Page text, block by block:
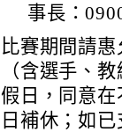
事長：
比賽期間請
（含選手、
假日，同意
日補休；如